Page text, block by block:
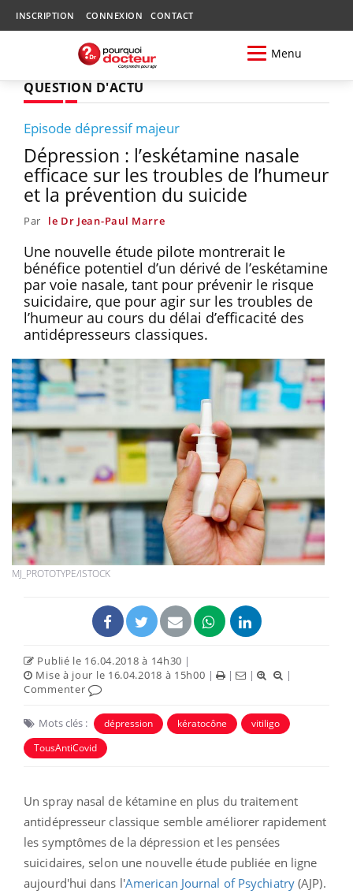
INSCRIPTION CONNEXION CONTACT
Menu
QUESTION D'ACTU
Episode dépressif majeur
Dépression : l’eskétamine nasale
efficace sur les troubles de l’humeur
et la prévention du suicide
Par le Dr Jean-Paul Marre
Une nouvelle étude pilote montrerait le
bénéfice potentiel d’un dérivé de l’eskétamine
par voie nasale, tant pour prévenir le risque
suicidaire, que pour agir sur les troubles de
l’humeur au cours du délai d’efficacité des
antidépresseurs classiques.
MJ_PROTOTYPE/ISTOCK
Publié le 16.04.2018 à 14h30 |
Mise à jour le 16.04.2018 à 15h00 | | |
|
Commenter
Mots clés : dépression kératocône
vitiligo
TousAntiCovid
Un spray nasal de kétamine en plus du traitement
antidépresseur classique semble améliorer rapidement
les symptômes de la dépression et les pensées
suicidaires, selon une nouvelle étude publiée en ligne
aujourd'hui dans l'American Journal of Psychiatry(AJP).